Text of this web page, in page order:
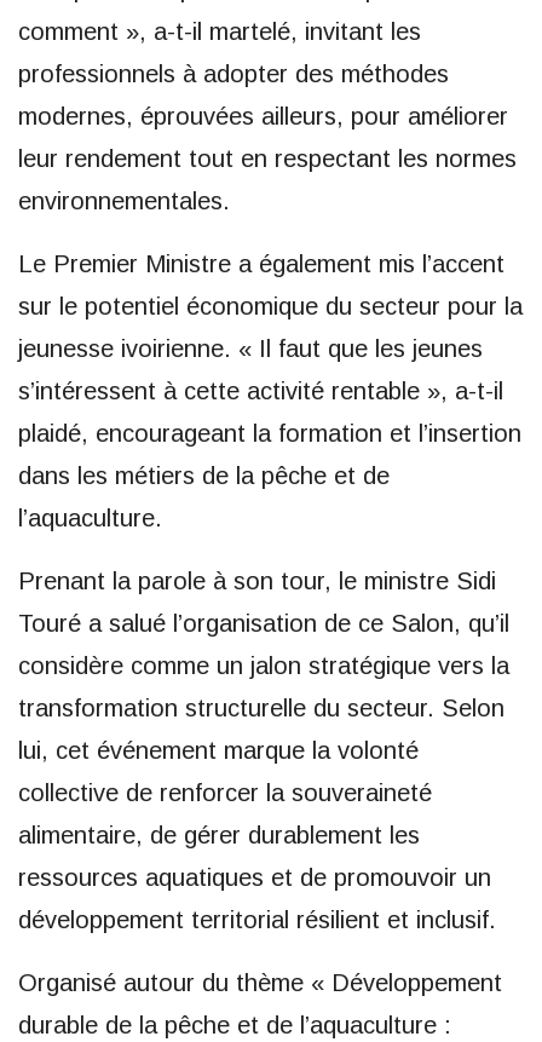
comment », a-t-il martelé, invitant les
professionnels à adopter des méthodes
modernes, éprouvées ailleurs, pour améliorer
leur rendement tout en respectant les normes
environnementales.
Le Premier Ministre a également mis l’accent
sur le potentiel économique du secteur pour la
jeunesse ivoirienne. « Il faut que les jeunes
s’intéressent à cette activité rentable », a-t-il
plaidé, encourageant la formation et l’insertion
dans les métiers de la pêche et de
l’aquaculture.
Prenant la parole à son tour, le ministre Sidi
Touré a salué l’organisation de ce Salon, qu’il
considère comme un jalon stratégique vers la
transformation structurelle du secteur. Selon
lui, cet événement marque la volonté
collective de renforcer la souveraineté
alimentaire, de gérer durablement les
ressources aquatiques et de promouvoir un
développement territorial résilient et inclusif.
Organisé autour du thème « Développement
durable de la pêche et de l’aquaculture :